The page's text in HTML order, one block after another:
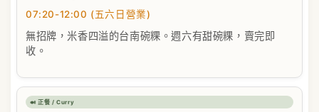
07:20-12:00 (五六日營業)
無招牌，米香四溢的台南碗粿。週六有甜碗粿，賣完即
收。
🍛 正餐 / Curry